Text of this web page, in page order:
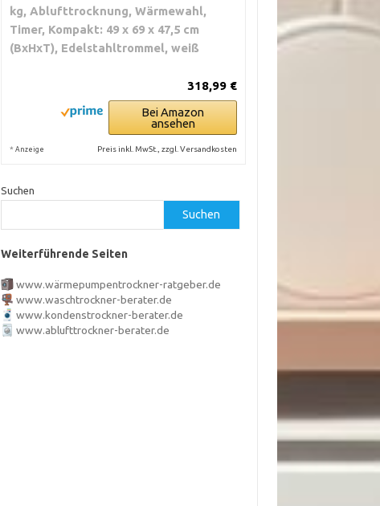
kg, Ablufttrocknung, Wärmewahl,
Timer, Kompakt: 49 x 69 x 47,5 cm
(BxHxT), Edelstahltrommel, weiß
318,99 €
Bei Amazon
ansehen
* Anzeige Preis inkl. MwSt., zzgl. Versandkosten
Suchen
Suchen
Weiterführende Seiten
www.wärmepumpentrockner-ratgeber.de
www.waschtrockner-berater.de
www.kondenstrockner-berater.de
www.ablufttrockner-berater.de